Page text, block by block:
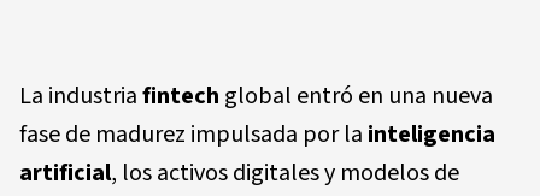
La industriafintech global entró en una nueva
fase de madurez impulsada por la inteligencia
artificial, los activos digitales y modelos de